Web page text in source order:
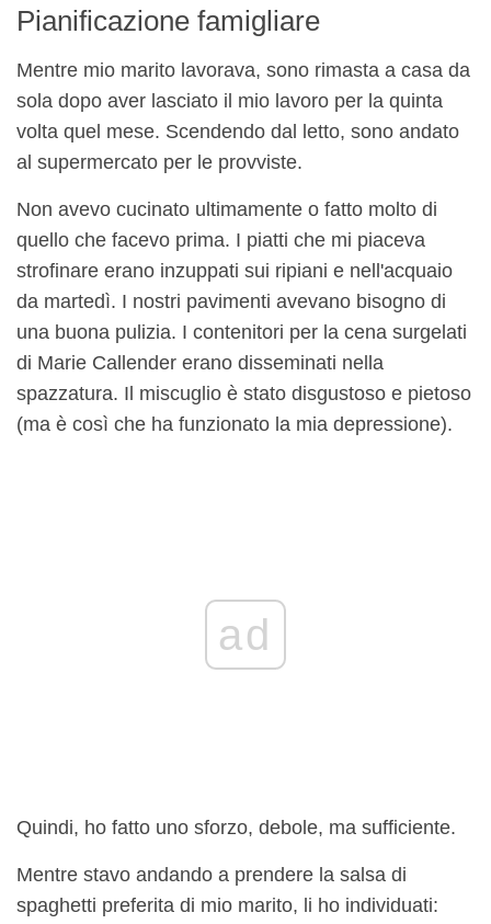
Pianificazione famigliare
Mentre mio marito lavorava, sono rimasta a casa da
sola dopo aver lasciato il mio lavoro per la quinta
volta quel mese. Scendendo dal letto, sono andato
al supermercato per le provviste.
Non avevo cucinato ultimamente o fatto molto di
quello che facevo prima. I piatti che mi piaceva
strofinare erano inzuppati sui ripiani e nell'acquaio
da martedì. I nostri pavimenti avevano bisogno di
una buona pulizia. I contenitori per la cena surgelati
di Marie Callender erano disseminati nella
spazzatura. Il miscuglio è stato disgustoso e pietoso
(ma è così che ha funzionato la mia depressione).
ad
Quindi, ho fatto uno sforzo, debole, ma sufficiente.
Mentre stavo andando a prendere la salsa di
spaghetti preferita di mio marito, li ho individuati: